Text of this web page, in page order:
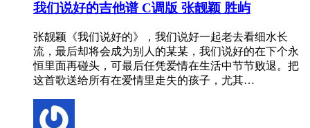
我们说好的吉他谱 C调版 张靓颖 胜屿
张靓颖《我们说好的》，我们说好一起老去看细水长
流，最后却将会成为别人的某某，我们说好的在下个永
恒里面再碰头，可最后任凭爱情在生活中节节败退。把
这首歌送给所有在爱情里走失的孩子，尤其…